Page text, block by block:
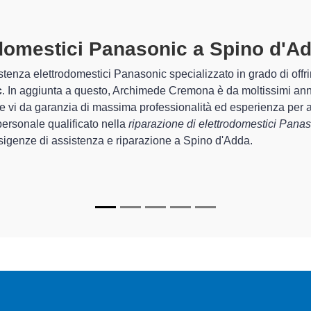
Panasonic A Spino
Cremona sono in grado di garantire al cliente
la sistemazione e lariparazione del tuo
degli apparecchi.
specializzatidi Archimede Cremona sono in grado di